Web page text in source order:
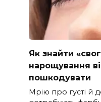
Як знайти
нарощування
пошкодувати
Мрію про густі й